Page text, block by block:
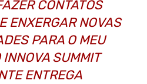
CONTATOS
ENXERGAR NOVAS
PARA O MEU
INNOVA SUMMIT
ENTREGA